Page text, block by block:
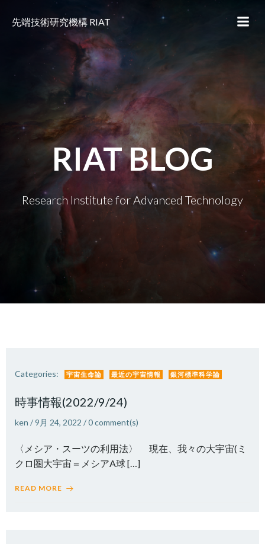
ン
ツ
へ
ス
キ
ッ
プ
先端技術研究機構 RIAT
RIAT BLOG
Research Institute for Advanced Technology
Categories: 宇宙生命論 最近の宇宙情報 銀河標準科学論
時事情報(2022/9/24)
ken /9月 24, 2022 /0comment(s)
〈メシア・スーツの利用法〉 現在、我々の大宇宙(ミ
クロ圏大宇宙＝メシアA球 […]
READ MORE